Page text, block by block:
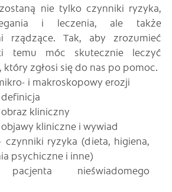
nie tylko czynniki ryzyka,
i leczenia, ale także
rządzące. Tak, aby zrozumieć
temu móc skutecznie leczyć
zgłosi się do nas po pomoc.
i makroskopowy erozji
kliniczny
kliniczne i wywiad
czynniki ryzyka (dieta, higiena,
psychiczne i inne)
pacjenta nieświadomego